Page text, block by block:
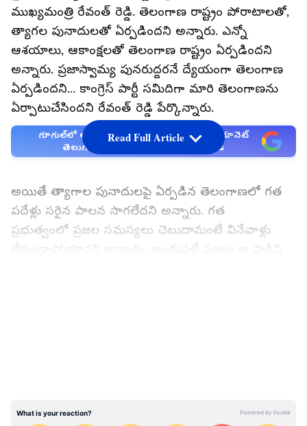
ముఖ్యమంత్రి రేవంత్ రెడ్డి. తెలంగాణ రాష్ట్రం పోరాటాలతో,
త్యాగల పునాదులతో ఏర్పడిందని అన్నారు. ఎన్నో
ఆశయాలు, ఆకాంక్షలతో తెలంగాణ రాష్ట్రం ఏర్పడిందని
అన్నారు. ప్రజాస్వామ్య పునరుద్దరనే ద్యేయంగా తెలంగాణ
ఏర్పడిందని... కాంగ్రెస్ పార్టీ సమిదిగా మారి తెలంగాణను
ఏర్పాటుచేసిందని రేవంత్ రెడ్డి పేర్కొన్నారు.
గూగుల్‌లో ఆసక్తికరమైన సమాచారం కోసం ఏసియానెట్
తెలుగు ను మీ ఫ్రిఫర్డ్ సోర్స్ గా ఎంచుకోండి
అయితే త్యాగాల పునాదులపై ఏర్పడిన తెలంగాణలో గత
పదేళ్లు సరైన పాలన సాగలేదని అన్నారు. గత
ప్రభుత్వంలో ప్రజల సమస్యలు చెబుదామంటే వినేవాళ్లు
తాను, కేంద్రంలో సోనియా గాంధీ కుటుంబం కాంగ్రెస్
Read Full Article